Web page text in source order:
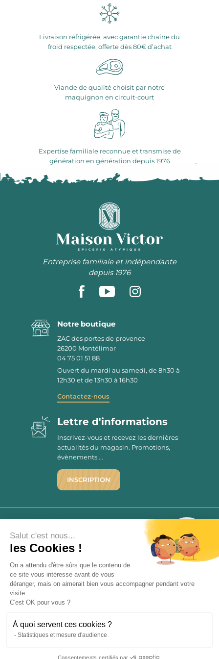
Livraison réfrigérée, avec garantie chaîne du
froid respectée, offerte dès 80€ d’achat
Viande de qualité choisit par notre
maquignon en circuit-court
Expertise familiale reconnue et transmise de
génération en génération depuis 1976
ÉPICERIE ATYPIQUE
Entreprise familiale et indépendante
depuis 1976
Notre boutique
ZAC des portes de provence
26200 Montélimar
04 75 01 51 88
Ouvert du mardi au samedi, de 8h30 à
12h30 et de 13h30 à 16h30
Contactez-nous
2780 AVIS
9.7/10
Lettre d'informations
Inscrivez-vous et recevez les dernières
actualités du magasin. Promotions,
évènements ...
INSCRIPTION
©1976 - 2026 - Maison Victor
Qui sommes-nous ?
Mentions légales
C.G.V.
Politique de confidentialité
FAQ
Livraisons
« L’abus d’alcool est dangereux pour la santé, à consommer avec
Salut c'est nous...
les Cookies !
On a attendu d'être sûrs que le contenu de
ce site vous intéresse avant de vous
déranger, mais on aimerait bien vous accompagner pendant votre
visite...
C'est OK pour vous ?
À quoi servent ces cookies ?
Statistiques et mesure d'audience
Consentements certifiés par